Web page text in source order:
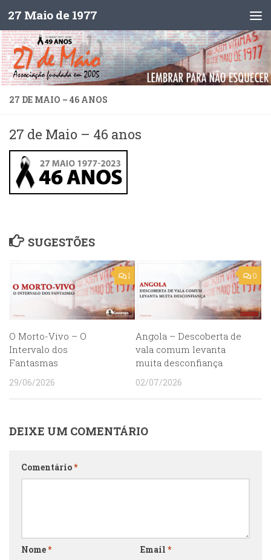
Skip to content
27 Maio de 1977
27 DE MAIO – 46 ANOS
27 de Maio – 46 anos
SUGESTÕES
1
O Morto-Vivo – O
Intervalo dos
Fantasmas
29/06/2026
0
Angola – Descoberta de
vala comum levanta
muita desconfiança
02/07/2026
DEIXE UM COMENTÁRIO
Comentário*
Nome* Email *